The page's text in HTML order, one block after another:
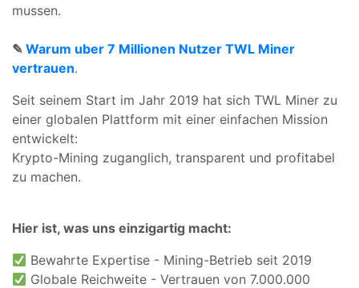
mussen.
✎ Warum uber 7 Millionen Nutzer TWL Miner
vertrauen.
Seit seinem Start im Jahr 2019 hat sich TWL Miner zu
einer globalen Plattform mit einer einfachen Mission
entwickelt:
Krypto-Mining zuganglich, transparent und profitabel
zu machen.
Hier ist, was uns einzigartig macht:
Bewahrte Expertise - Mining-Betrieb seit 2019
Globale Reichweite - Vertrauen von 7.000.000